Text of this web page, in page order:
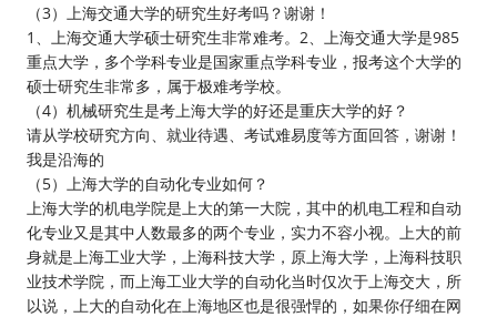
（3）上海交通大学的研究生好考吗？谢谢！
1、上海交通大学硕士研究生非常难考。2、上海交通大学是985
重点大学，多个学科专业是国家重点学科专业，报考这个大学的
硕士研究生非常多，属于极难考学校。
（4）机械研究生是考上海大学的好还是重庆大学的好？
请从学校研究方向、就业待遇、考试难易度等方面回答，谢谢！
我是沿海的
（5）上海大学的自动化专业如何？
上海大学的机电学院是上大的第一大院，其中的机电工程和自动
化专业又是其中人数最多的两个专业，实力不容小视。上大的前
身就是上海工业大学，上海科技大学，原上海大学，上海科技职
业技术学院，而上海工业大学的自动化当时仅次于上海交大，所
以说，上大的自动化在上海地区也是很强悍的，如果你仔细在网